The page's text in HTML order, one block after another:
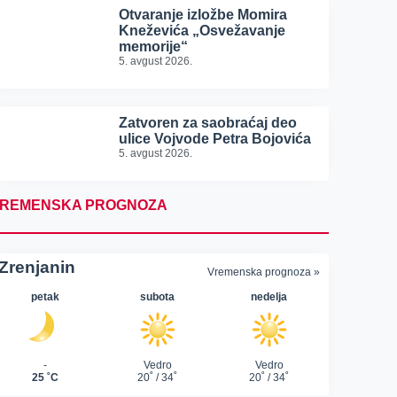
Otvaranje izložbe Momira
Kneževića „Osvežavanje
memorije“
5. avgust 2026.
Zatvoren za saobraćaj deo
ulice Vojvode Petra Bojovića
5. avgust 2026.
PROGNOZA